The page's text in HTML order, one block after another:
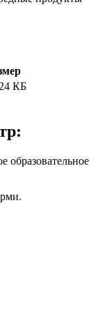
КБ
образовательное